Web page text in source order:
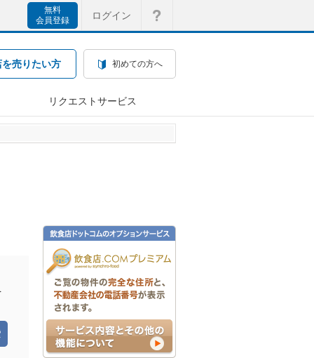
無料
会員登録
ログイン
を売りたい方 初めての方へ
リクエストサービス